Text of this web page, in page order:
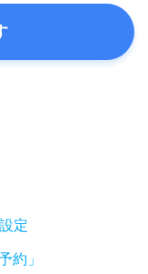
定
約」